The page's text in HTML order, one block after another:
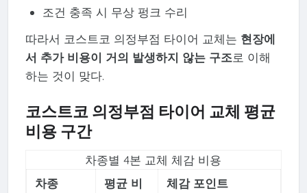
조건 충족 시 무상 펑크 수리
따라서 코스트코 의정부점 타이어 교체는 현장에
서 추가 비용이 거의 발생하지 않는 구조로 이해
하는 것이 맞다.
코스트코 의정부점 타이어 교체 평균
비용 구간
차종별 4본 교체 체감 비용
차종
평균 비
체감 포인트